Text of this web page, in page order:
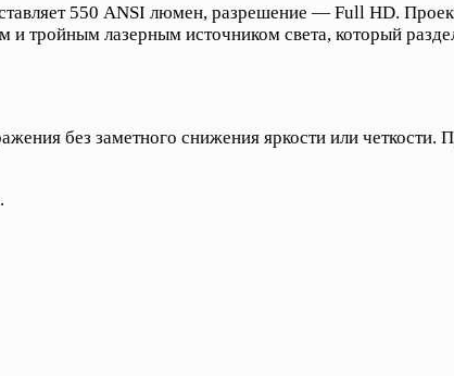
550 ANSI люмен, разрешение — Full HD.
лазерным источником света, который
без заметного снижения яркости или четкости.